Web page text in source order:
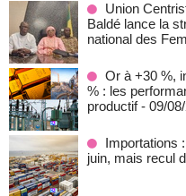
Union
Baldé lance la
national des
Or à +30 %,
% : les
productif - 09/
Importations
juin, mais recul